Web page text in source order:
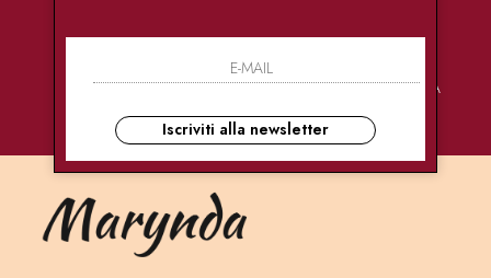
PAGAMENTI
CONSEGNE
ULTRA RAPIDE
ASSISTENZA
Iscriviti alla newsletter